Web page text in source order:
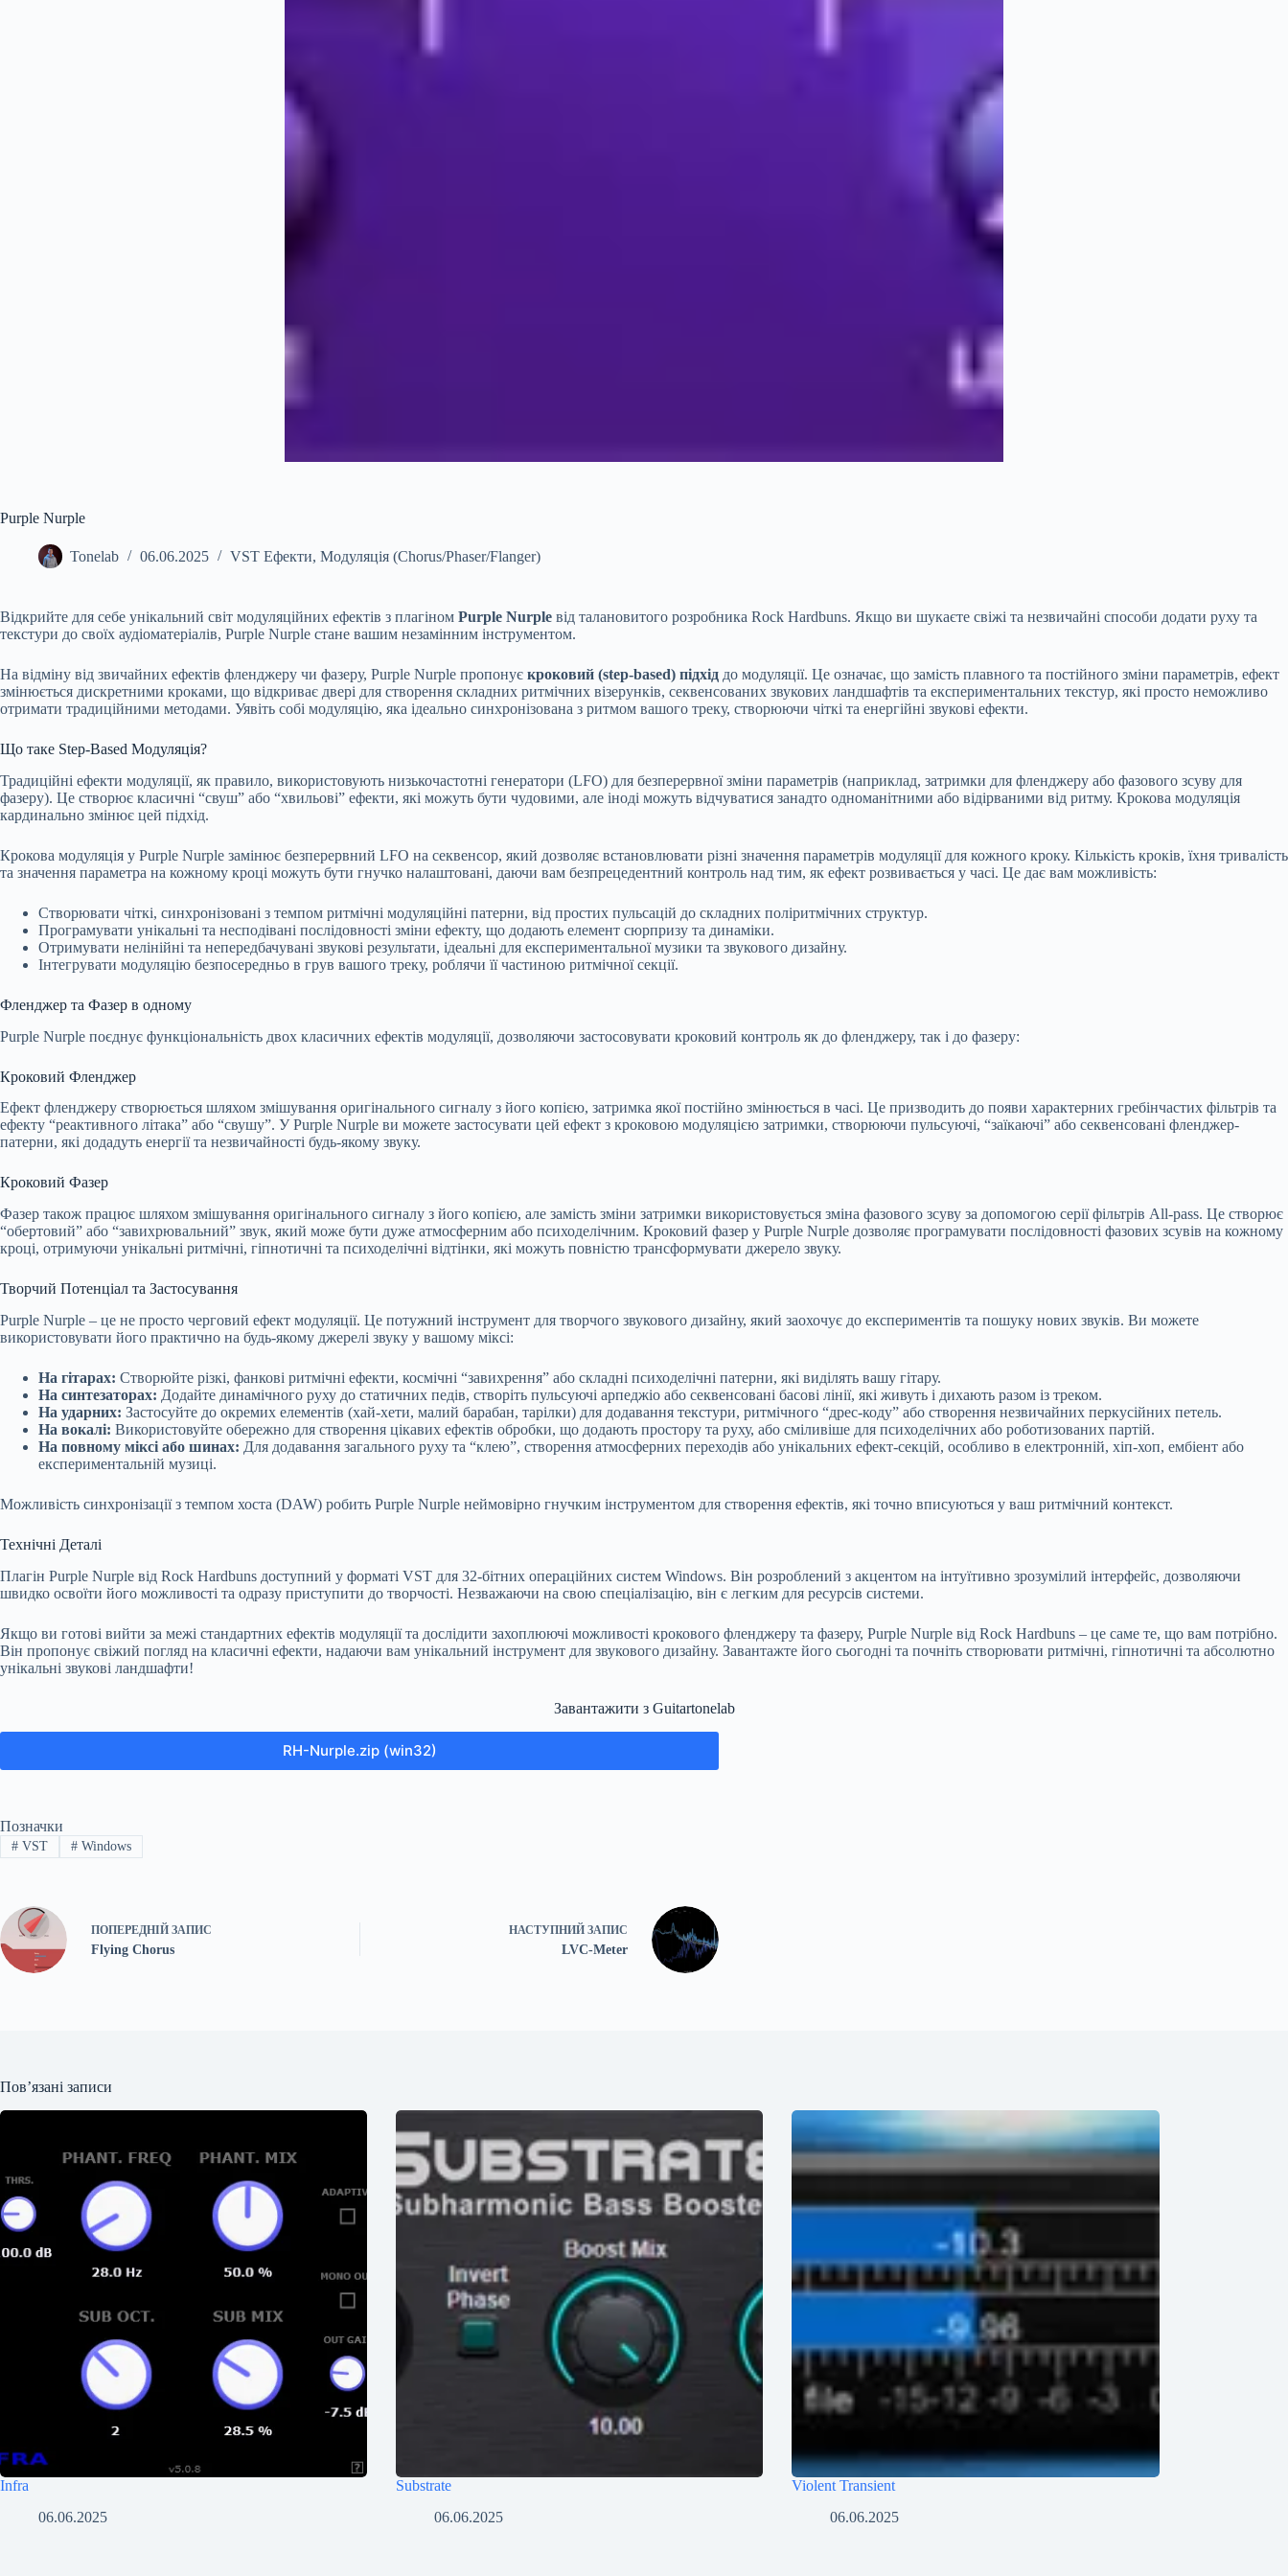
Purple Nurple
Tonelab 06.06.2025 VST Ефекти, Модуляція (Chorus/Phaser/Flanger)
Відкрийте для себе унікальний світ модуляційних ефектів з плагіном Purple Nurple від талановитого розробника Rock Hardbuns. Якщо ви шукаєте свіжі та незвичайні способи додати руху та
текстури до своїх аудіоматеріалів, Purple Nurple стане вашим незамінним інструментом.
На відміну від звичайних ефектів фленджеру чи фазеру, Purple Nurple пропонує кроковий (step-based) підхід до модуляції. Це означає, що замість плавного та постійного зміни параметрів, ефект
змінюється дискретними кроками, що відкриває двері для створення складних ритмічних візерунків, секвенсованих звукових ландшафтів та експериментальних текстур, які просто неможливо
отримати традиційними методами. Уявіть собі модуляцію, яка ідеально синхронізована з ритмом вашого треку, створюючи чіткі та енергійні звукові ефекти.
Що таке Step-Based Модуляція?
Традиційні ефекти модуляції, як правило, використовують низькочастотні генератори (LFO) для безперервної зміни параметрів (наприклад, затримки для фленджеру або фазового зсуву для
фазеру). Це створює класичні “свуш” або “хвильові” ефекти, які можуть бути чудовими, але іноді можуть відчуватися занадто одноманітними або відірваними від ритму. Крокова модуляція
кардинально змінює цей підхід.
Крокова модуляція у Purple Nurple замінює безперервний LFO на секвенсор, який дозволяє встановлювати різні значення параметрів модуляції для кожного кроку. Кількість кроків, їхня тривалість
та значення параметра на кожному кроці можуть бути гнучко налаштовані, даючи вам безпрецедентний контроль над тим, як ефект розвивається у часі. Це дає вам можливість:
Створювати чіткі, синхронізовані з темпом ритмічні модуляційні патерни, від простих пульсацій до складних поліритмічних структур.
Програмувати унікальні та несподівані послідовності зміни ефекту, що додають елемент сюрпризу та динаміки.
Отримувати нелінійні та непередбачувані звукові результати, ідеальні для експериментальної музики та звукового дизайну.
Інтегрувати модуляцію безпосередньо в грув вашого треку, роблячи її частиною ритмічної секції.
Фленджер та Фазер в одному
Purple Nurple поєднує функціональність двох класичних ефектів модуляції, дозволяючи застосовувати кроковий контроль як до фленджеру, так і до фазеру:
Кроковий Фленджер
Ефект фленджеру створюється шляхом змішування оригінального сигналу з його копією, затримка якої постійно змінюється в часі. Це призводить до появи характерних гребінчастих фільтрів та
ефекту “реактивного літака” або “свушу”. У Purple Nurple ви можете застосувати цей ефект з кроковою модуляцією затримки, створюючи пульсуючі, “заїкаючі” або секвенсовані фленджер-
патерни, які додадуть енергії та незвичайності будь-якому звуку.
Кроковий Фазер
Фазер також працює шляхом змішування оригінального сигналу з його копією, але замість зміни затримки використовується зміна фазового зсуву за допомогою серії фільтрів All-pass. Це створює
“обертовий” або “завихрювальний” звук, який може бути дуже атмосферним або психоделічним. Кроковий фазер у Purple Nurple дозволяє програмувати послідовності фазових зсувів на кожному
кроці, отримуючи унікальні ритмічні, гіпнотичні та психоделічні відтінки, які можуть повністю трансформувати джерело звуку.
Творчий Потенціал та Застосування
Purple Nurple – це не просто черговий ефект модуляції. Це потужний інструмент для творчого звукового дизайну, який заохочує до експериментів та пошуку нових звуків. Ви можете
використовувати його практично на будь-якому джерелі звуку у вашому міксі:
На гітарах: Створюйте різкі, фанкові ритмічні ефекти, космічні “завихрення” або складні психоделічні патерни, які виділять вашу гітару.
На синтезаторах: Додайте динамічного руху до статичних педів, створіть пульсуючі арпеджіо або секвенсовані басові лінії, які живуть і дихають разом із треком.
На ударних: Застосуйте до окремих елементів (хай-хети, малий барабан, тарілки) для додавання текстури, ритмічного “дрес-коду” або створення незвичайних перкусійних петель.
На вокалі: Використовуйте обережно для створення цікавих ефектів обробки, що додають простору та руху, або сміливіше для психоделічних або роботизованих партій.
На повному міксі або шинах: Для додавання загального руху та “клею”, створення атмосферних переходів або унікальних ефект-секцій, особливо в електронній, хіп-хоп, ембіент або
експериментальній музиці.
Можливість синхронізації з темпом хоста (DAW) робить Purple Nurple неймовірно гнучким інструментом для створення ефектів, які точно вписуються у ваш ритмічний контекст.
Технічні Деталі
Плагін Purple Nurple від Rock Hardbuns доступний у форматі VST для 32-бітних операційних систем Windows. Він розроблений з акцентом на інтуїтивно зрозумілий інтерфейс, дозволяючи
швидко освоїти його можливості та одразу приступити до творчості. Незважаючи на свою спеціалізацію, він є легким для ресурсів системи.
Якщо ви готові вийти за межі стандартних ефектів модуляції та дослідити захоплюючі можливості крокового фленджеру та фазеру, Purple Nurple від Rock Hardbuns – це саме те, що вам потрібно.
Він пропонує свіжий погляд на класичні ефекти, надаючи вам унікальний інструмент для звукового дизайну. Завантажте його сьогодні та почніть створювати ритмічні, гіпнотичні та абсолютно
унікальні звукові ландшафти!
Завантажити з Guitartonelab
RH-Nurple.zip (win32)
Позначки
#VST #Windows
ПОПЕРЕДНІЙ ЗАПИС
Flying Chorus
НАСТУПНИЙ ЗАПИС
LVC-Meter
Пов’язані записи
Infra
06.06.2025
Substrate
06.06.2025
Violent Transient
06.06.2025